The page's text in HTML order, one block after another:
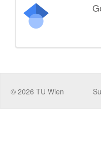
© 2026 TU Wien